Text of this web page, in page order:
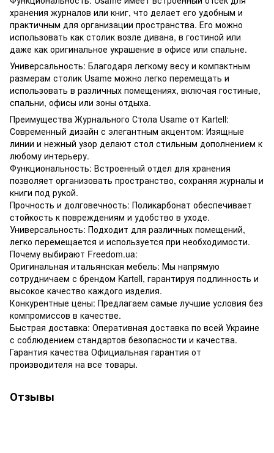
хранения журналов или книг, что делает его удобным и
практичным для организации пространства. Его можно
использовать как столик возле дивана, в гостиной или
даже как оригинальное украшение в офисе или спальне.
Универсальность: Благодаря легкому весу и компактным
размерам столик Usame можно легко перемещать и
использовать в различных помещениях, включая гостиные,
спальни, офисы или зоны отдыха.
Преимущества Журнального Стола Usame от Kartell:
Современный дизайн с элегантным акцентом: Изящные
линии и нежный узор делают стол стильным дополнением к
любому интерьеру.
Функциональность: Встроенный отдел для хранения
позволяет организовать пространство, сохраняя журналы и
книги под рукой.
Прочность и долговечность: Поликарбонат обеспечивает
стойкость к повреждениям и удобство в уходе.
Универсальность: Подходит для различных помещений,
легко перемещается и используется при необходимости.
Почему выбирают Freedom.ua:
Оригинальная итальянская мебель: Мы напрямую
сотрудничаем с брендом Kartell, гарантируя подлинность и
высокое качество каждого изделия.
Конкурентные цены: Предлагаем самые лучшие условия без
компромиссов в качестве.
Быстрая доставка: Оперативная доставка по всей Украине
с соблюдением стандартов безопасности и качества.
Гарантия качества Официальная гарантия от
производителя на все товары.
Отзывы